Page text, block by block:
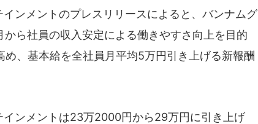
ンメントのプレスリリースによると、バンナムグ
ら社員の収入安定による働きやすさ向上を目的
、基本給を全社員月平均5万円引き上げる新報酬
ンメントは23万2000円から29万円に引き上げ